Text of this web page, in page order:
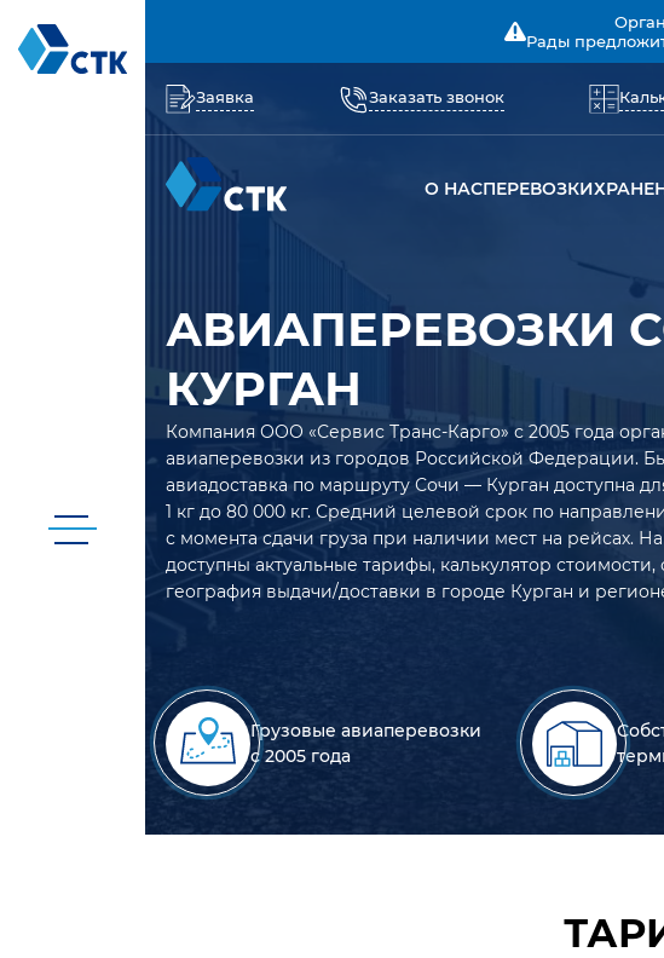
Рады
Заявка Заказать звонок
О НАСПЕРЕВОЗКИ
АВИАПЕРЕВОЗКИ
КУРГАН
Компания ООО «Сервис Транс-Карго» с 2005 года
авиаперевозки из городов Российской Федерации.
авиадоставка по маршруту Сочи — Курган доступна
1 кг до 80 000 кг. Средний целевой срок по
с момента сдачи груза при наличии мест на рейсах.
доступны актуальные тарифы, калькулятор стоимости,
география выдачи/доставки в городе Курган и
Грузовые авиаперевозки
с 2005 года